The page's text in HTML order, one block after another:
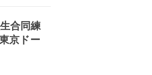
合同練
京ドー